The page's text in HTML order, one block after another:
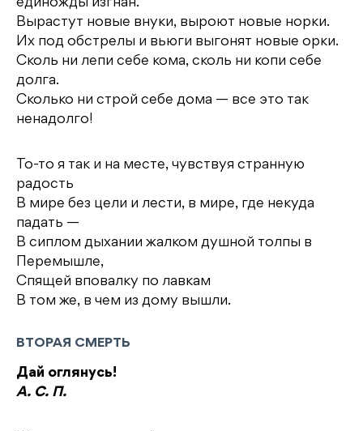
единожды изгнан.
Вырастут новые внуки, выроют новые норки.
Их под обстрелы и вьюги выгонят новые орки.
Сколь ни лепи себе кома, сколь ни копи себе
долга.
Сколько ни строй себе дома — все это так
ненадолго!
То-то я так и на месте, чувствуя странную
радость
В мире без цели и лести, в мире, где некуда
падать —
В сиплом дыхании жалком душной толпы в
Перемышле,
Спящей вповалку по лавкам
В том же, в чем из дому вышли.
ВТОРАЯ СМЕРТЬ
Дай оглянусь!
А. С. П.